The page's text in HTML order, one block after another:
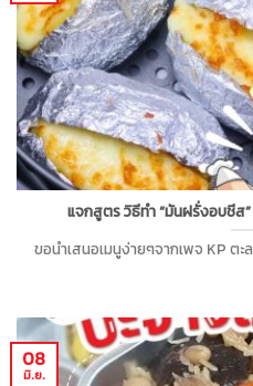
แจกสูตร วิธีทำ “มันฝรั่งอบชีส
ขอนำเสนอเมนูง่ายๆจากเพจ KP ต
08
มิ.ย.